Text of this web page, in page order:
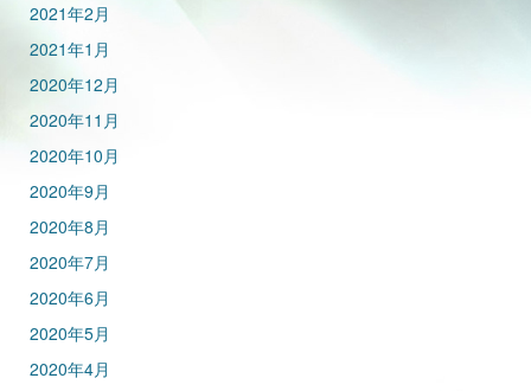
2021年2月
2021年1月
2020年12月
2020年11月
2020年10月
2020年9月
2020年8月
2020年7月
2020年6月
2020年5月
2020年4月